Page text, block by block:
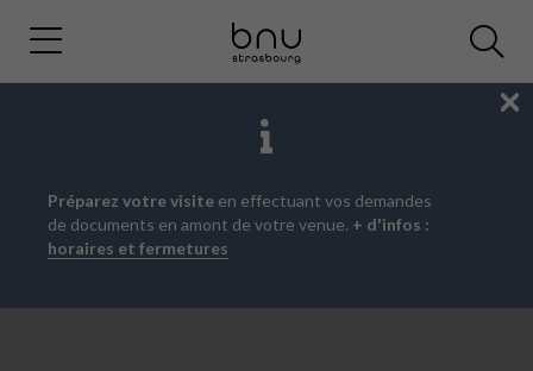
Aller
au
menu
Aller
au
contenu
Aller
à
la
Préparez votre visite en effectuant vos demandes
de documents en amont de votre venue. + d'infos :
horaires et fermetures